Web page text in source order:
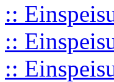
::
::
::